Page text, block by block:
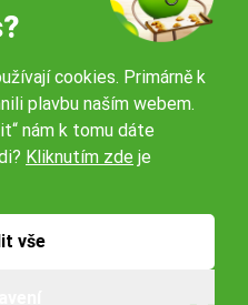
cookies. Primárně k
plavbu naším webem.
nám k tomu dáte
Kliknutím zde je
vše